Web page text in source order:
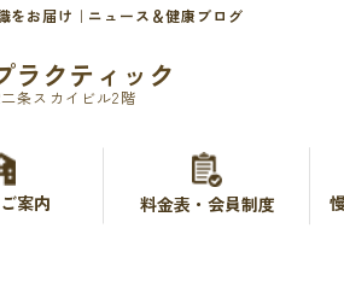
をお届け｜ニュース＆健康ブログ
ラクティック
条スカイビル2階
案内 料金表・会員制度